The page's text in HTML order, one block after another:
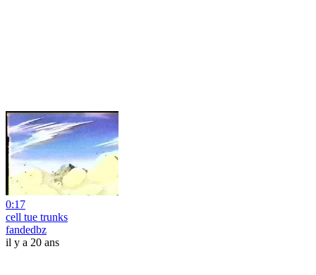
0:17
cell tue trunks
fandedbz
il y a 20 ans